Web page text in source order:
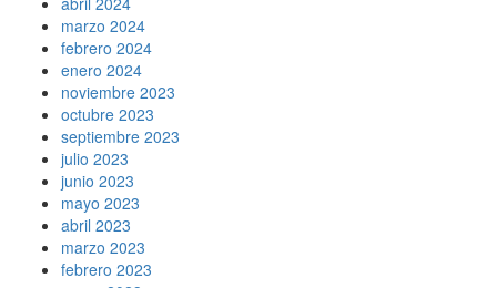
marzo 2024
febrero 2024
enero 2024
noviembre 2023
octubre 2023
septiembre 2023
julio 2023
junio 2023
mayo 2023
abril 2023
marzo 2023
febrero 2023